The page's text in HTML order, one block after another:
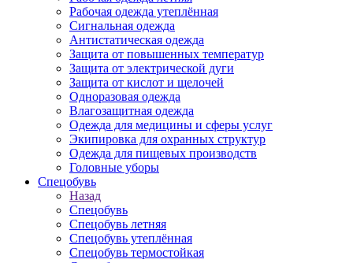
Рабочая одежда утеплённая
Сигнальная одежда
Антистатическая одежда
Защита от повышенных температур
Защита от электрической дуги
Защита от кислот и щелочей
Одноразовая одежда
Влагозащитная одежда
Одежда для медицины и сферы услуг
Экипировка для охранных структур
Одежда для пищевых производств
Головные уборы
Спецобувь
Назад
Спецобувь
Спецобувь летняя
Спецобувь утеплённая
Спецобувь термостойкая